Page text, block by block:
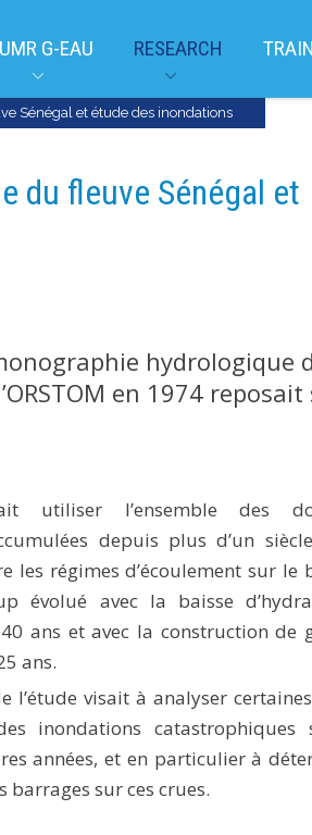
UMR G-EAU RESEARCH
Sénégal et étude des inondations
du fleuve Sénégal et
hydrologique
en 1974 reposait
utiliser l’ensemble des
depuis plus d’un
les régimes d’écoulement sur le
évolué avec la baisse
ans et avec la construction de
ans.
l’étude visait à analyser
inondations catastrophiques
années, et en particulier à
barrages sur ces crues.